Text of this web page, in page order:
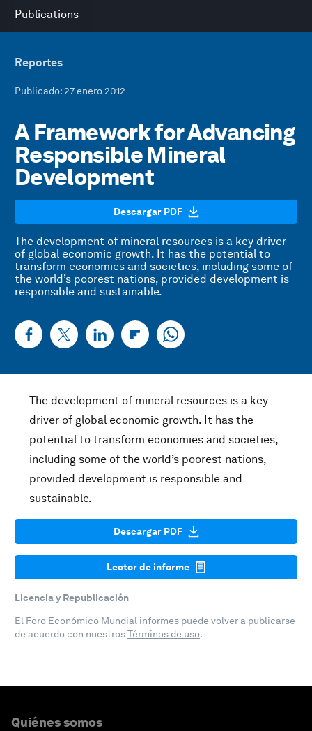
Publications
Reportes
Publicado: 27 enero 2012
A Framework for Advancing
Responsible Mineral
Development
Descargar PDF
The development of mineral resources is a key driver
of global economic growth. It has the potential to
transform economies and societies, including some of
the world’s poorest nations, provided development is
responsible and sustainable.
The development of mineral resources is a key
driver of global economic growth. It has the
potential to transform economies and societies,
including some of the world’s poorest nations,
provided development is responsible and
sustainable.
Descargar PDF
Lector de informe
Licencia y Republicación
El Foro Económico Mundial informes puede volver a publicarse
de acuerdo con nuestrosTérminos de uso.
Quiénes somos